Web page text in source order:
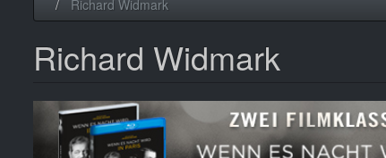
Richard Widmark
Richard Widmark